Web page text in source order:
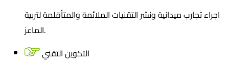
اجراء تجارب ميدانية ونشر التقنيات الملائمة والمتأقلمة لتربية
الماعز.
التكوين التقني